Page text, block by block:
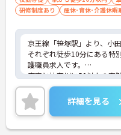
研修制度あり
産休･育休･介護休暇
京王線「笹塚駅」より、小
それぞれ徒歩10分にある特
護職員求人です。
東京と神奈川に50以上の高
法人が母体で安定感は抜群で
ご興味のある方はお気軽に
詳細を見る